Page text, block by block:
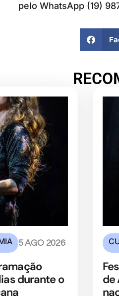
pelo WhatsApp (19)
5 AGO 2026
durante o
de